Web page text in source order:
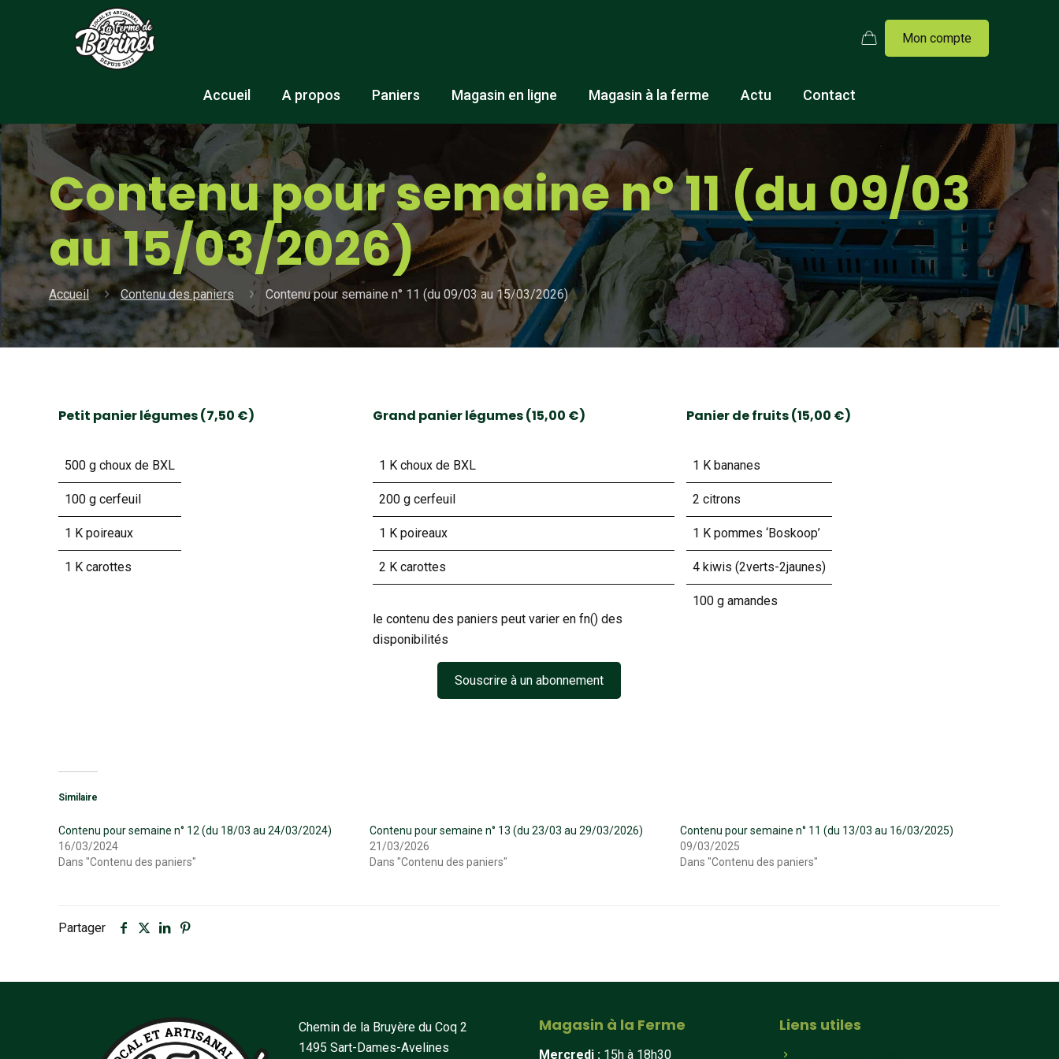
Mon compte
Accueil A propos Paniers Magasin en ligne Magasin à la ferme Actu Contact
Contenu pour semaine n° 11 (du 09/03
au 15/03/2026)
Accueil Contenu des paniers Contenu pour semaine n° 11 (du 09/03 au 15/03/2026)
Petit panier légumes (7,50 €)
500 g choux de BXL
100 g cerfeuil
1 K poireaux
1 K carottes
Grand panier légumes (15,00 €)
1 K choux de BXL
200 g cerfeuil
1 K poireaux
2 K carottes
le contenu des paniers peut varier en fn() des
disponibilités
Panier de fruits (15,00 €)
1 K bananes
2 citrons
1 K pommes ‘Boskoop’
4 kiwis (2verts-2jaunes)
100 g amandes
Souscrire à un abonnement
Similaire
Contenu pour semaine n° 12 (du 18/03 au 24/03/2024)
16/03/2024
Dans "Contenu des paniers"
Contenu pour semaine n° 13 (du 23/03 au 29/03/2026)
21/03/2026
Dans "Contenu des paniers"
Contenu pour semaine n° 11 (du 13/03 au 16/03/2025)
09/03/2025
Dans "Contenu des paniers"
Partager
Chemin de la Bruyère du Coq 2
1495 Sart-Dames-Avelines
Magasin à la Ferme
Mercredi : 15h à 18h30
Liens utiles